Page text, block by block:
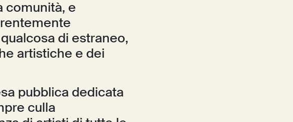
comunità, e
di estraneo,
artistiche e dei
pubblica dedicata
culla